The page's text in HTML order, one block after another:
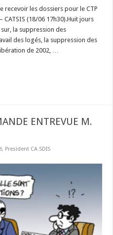
recevoir les dossiers pour le CTP
CATSIS (18/06 17h30).Huit jours
la suppression des
des logés, la suppression des
de 2002, …
ENTREVUE M.
, President CA SDIS